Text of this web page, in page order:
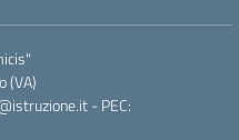
(VA)
- PEC: